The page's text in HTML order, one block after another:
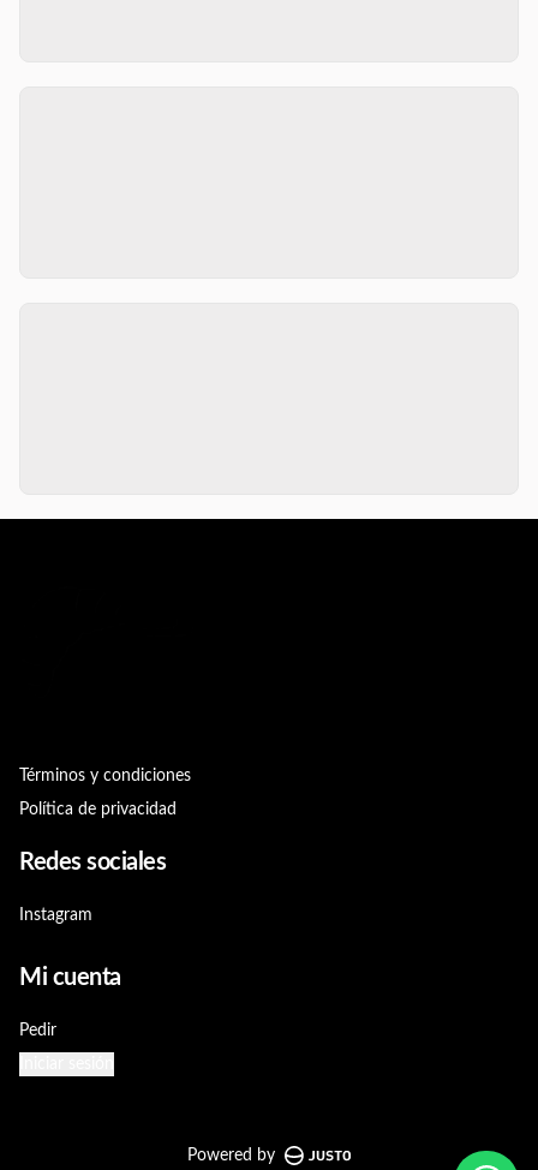
Términos y condiciones
Política de privacidad
Redes sociales
Instagram
Mi cuenta
Pedir
Powered by